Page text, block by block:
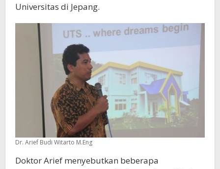
Universitas di Jepang.
Dr. Arief Budi Witarto M.Eng
Doktor Arief menyebutkan beberapa